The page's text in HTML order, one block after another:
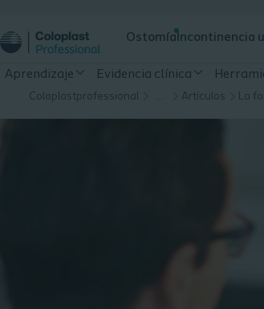
Ostomía Incontinencia
Aprendizaje Evidencia clínica
Coloplastprofessional Artículos